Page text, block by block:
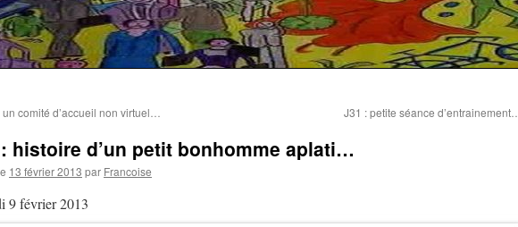
comité d’accueil non virtuel… J31 : petite séance d’entrainement…
histoire d’un petit bonhomme aplati…
13 février 2013 par Francoise
9 février 2013